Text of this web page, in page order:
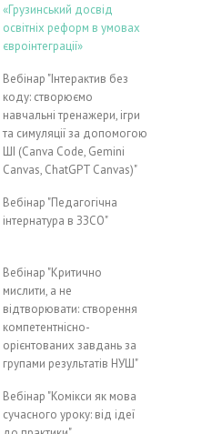
«Грузинський досвід
освітніх реформ в умовах
євроінтеграції»
Вебінар "Інтерактив без
коду: створюємо
навчальні тренажери, ігри
та симуляції за допомогою
ШІ (Canva Code, Gemini
Canvas, ChatGPT Canvas)"
Вебінар "Педагогічна
інтернатура в ЗЗСО"
Вебінар "Критично
мислити, а не
відтворювати: створення
компетентнісно-
орієнтованих завдань за
групами результатів НУШ"
Вебінар "Комікси як мова
сучасного уроку: від ідеї